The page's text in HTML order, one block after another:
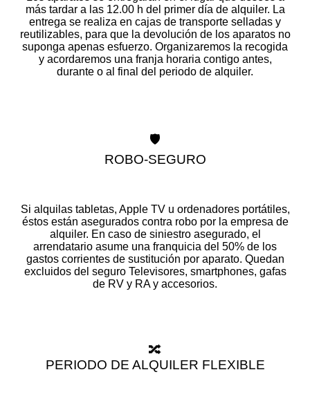
más tardar a las 12.00 h del primer día de alquiler. La
entrega se realiza en cajas de transporte selladas y
reutilizables, para que la devolución de los aparatos no
suponga apenas esfuerzo. Organizaremos la recogida
y acordaremos una franja horaria contigo antes,
durante o al final del periodo de alquiler.
🛡️
ROBO-SEGURO
Si alquilas tabletas, Apple TV u ordenadores portátiles,
éstos están asegurados contra robo por la empresa de
alquiler. En caso de siniestro asegurado, el
arrendatario asume una franquicia del 50% de los
gastos corrientes de sustitución por aparato. Quedan
excluidos del seguro Televisores, smartphones, gafas
de RV y RA y accesorios.
🔀
PERIODO DE ALQUILER FLEXIBLE